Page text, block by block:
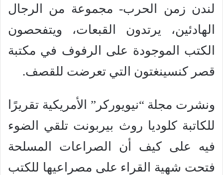
لندن زمن الحرب- مجموعة من الرجال
الهادئين، يرتدون القبعات، ويتفحصون
الكتب الموجودة على الرفوف في مكتبة
قصر كنسينغتون التي تعرضت للقصف.
ونشرت مجلة “نيويوركر” الأمريكية تقريرًا
للكاتبة كلوديا روث بيربونت تلقي الضوء
فيه على كيف أن الصراعات المسلحة
فتحت شهية القراء على مصراعيها للكتب